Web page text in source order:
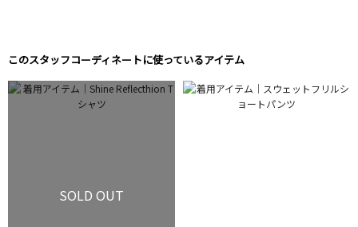
このスタッフコーディネートに使っているアイテム
SOLD OUT